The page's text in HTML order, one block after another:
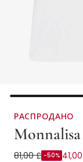
РАСПРОДАНО
Monnalisa
Футболка белая
81,00 £ -50%